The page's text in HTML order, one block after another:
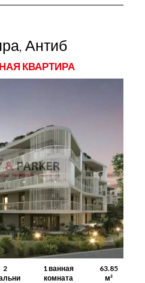
Антиб
КВАРТИРА
2
1 ванная
комната
63.85
м²